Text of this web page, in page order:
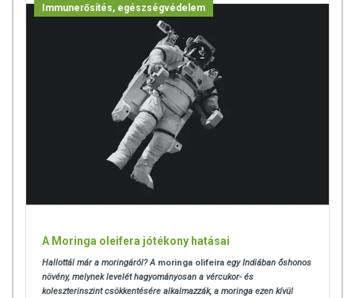
Immunerősítés, egészségvédelem
A Moringa oleifera jótékony hatásai
Hallottál már a moringáról? A moringa olifeira egy Indiában őshonos
növény, melynek levelét hagyományosan a vércukor- és
koleszterinszint csökkentésére alkalmazzák, a moringa ezen kívül